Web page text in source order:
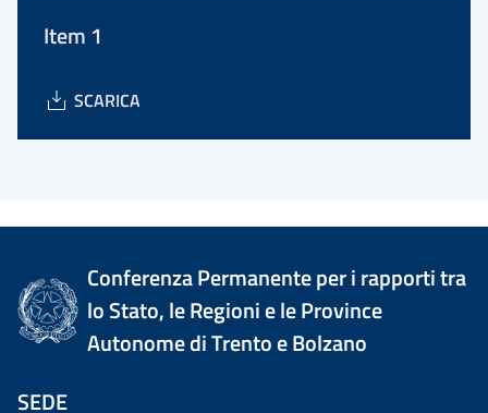
Item 1
SCARICA
Conferenza Permanente per i rapporti tra
lo Stato, le Regioni e le Province
Autonome di Trento e Bolzano
SEDE